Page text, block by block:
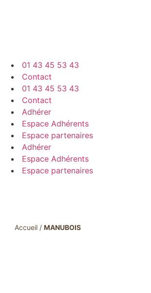
01 43 45 53 43
Contact
01 43 45 53 43
Contact
Adhérer
Espace Adhérents
Espace partenaires
Adhérer
Espace Adhérents
Espace partenaires
Accueil / MANUBOIS